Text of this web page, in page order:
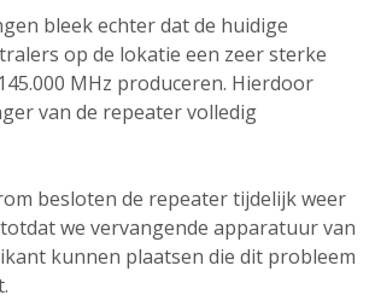
bleek echter dat de huidige
op de lokatie een zeer sterke
145.000 MHz produceren. Hierdoor
van de repeater volledig
besloten de repeatertijdelijk weer
we vervangende apparatuur van
kunnen plaatsen die dit probleem